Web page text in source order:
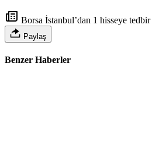
Borsa İstanbul’dan 1 hisseye
Paylaş
Benzer Haberler